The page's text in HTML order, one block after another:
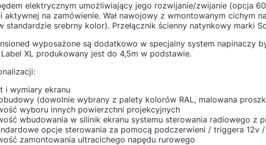
elektrycznym umożliwiający jego rozwijanie/zwijanie (opcja
aktywnej na zamówienie. Wał nawojowy z wmontowanym cichym
standardzie srebrny kolor). Przełącznik ścienny natynkowy marki
wyposażone są dodatkowo w specjalny system napinaczy
XL produkowany jest do 4,5m w podstawie.
i wymiary ekranu
(dowolnie wybrany z palety kolorów RAL, malowana
wyboru innych powierzchni projekcyjnych
wbudowania w silinik ekranu systemu sterowania radiowego z
opcje sterowania za pomocą podczerwieni / triggera 12v
zamontowania ultracichego napędu rurowego